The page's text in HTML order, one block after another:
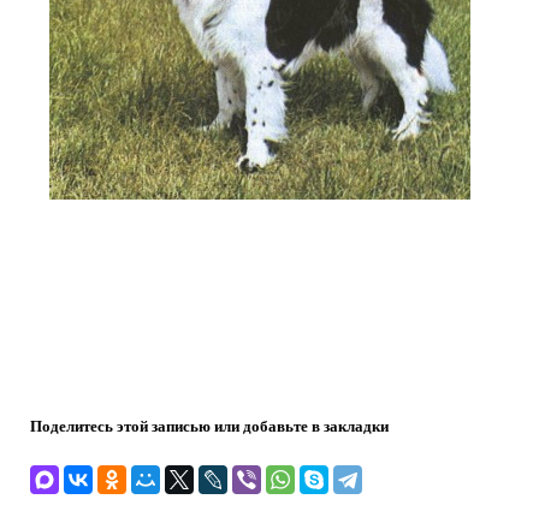
Поделитесь этой записью или добавьте в закладки